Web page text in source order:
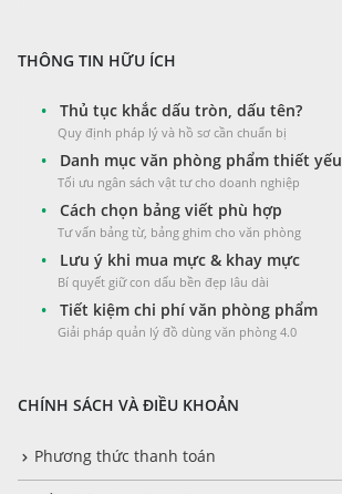
THÔNG TIN HỮU ÍCH
• Thủ tục khắc dấu tròn, dấu tên?
Quy định pháp lý và hồ sơ cần chuẩn bị
• Danh mục văn phòng phẩm thiết yếu
Tối ưu ngân sách vật tư cho doanh nghiệp
• Cách chọn bảng viết phù hợp
Tư vấn bảng từ, bảng ghim cho văn phòng
• Lưu ý khi mua mực & khay mực
Bí quyết giữ con dấu bền đẹp lâu dài
• Tiết kiệm chi phí văn phòng phẩm
Giải pháp quản lý đồ dùng văn phòng 4.0
CHÍNH SÁCH VÀ ĐIỀU KHOẢN
Phương thức thanh toán